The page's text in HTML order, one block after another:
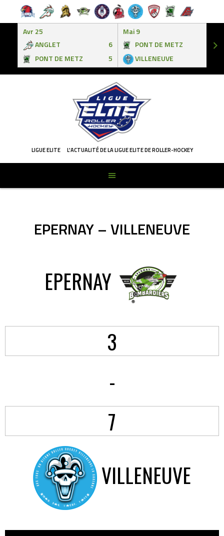
Avr 25
ANGLET
6
PONT DE METZ
5
Mai 9
PONT DE METZ
VILLENEUVE
LIGUE ELITE L'ACTUALITÉ DE LA LIGUE ELITE DE ROLLER-HOCKEY
EPERNAY – VILLENEUVE
EPERNAY
3
-
7
VILLENEUVE